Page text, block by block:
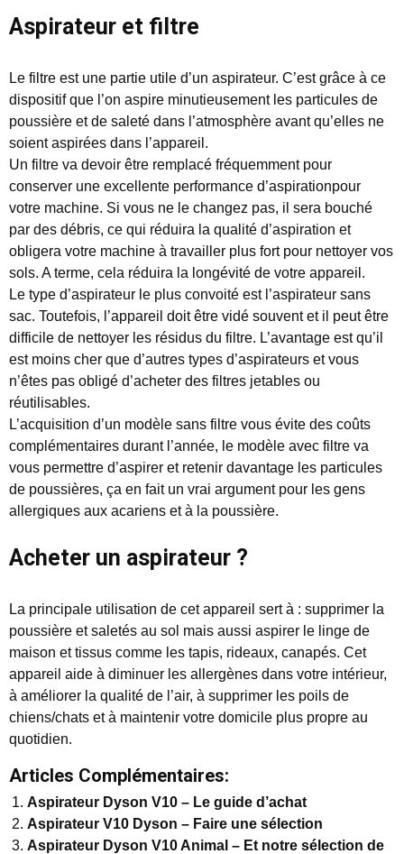
Aspirateur et filtre
Le filtre est une partie utile d’un aspirateur. C’est grâce à ce
dispositif que l’on aspire minutieusement les particules de
poussière et de saleté dans l’atmosphère avant qu’elles ne
soient aspirées dans l’appareil.
Un filtre va devoir être remplacé fréquemment pour
conserver une excellente performance d’aspirationpour
votre machine. Si vous ne le changez pas, il sera bouché
par des débris, ce qui réduira la qualité d’aspiration et
obligera votre machine à travailler plus fort pour nettoyer vos
sols. A terme, cela réduira la longévité de votre appareil.
Le type d’aspirateur le plus convoité est l’aspirateur sans
sac. Toutefois, l’appareil doit être vidé souvent et il peut être
difficile de nettoyer les résidus du filtre. L’avantage est qu’il
est moins cher que d’autres types d’aspirateurs et vous
n’êtes pas obligé d’acheter des filtres jetables ou
réutilisables.
L’acquisition d’un modèle sans filtre vous évite des coûts
complémentaires durant l’année, le modèle avec filtre va
vous permettre d’aspirer et retenir davantage les particules
de poussières, ça en fait un vrai argument pour les gens
allergiques aux acariens et à la poussière.
Acheter un aspirateur ?
La principale utilisation de cet appareil sert à : supprimer la
poussière et saletés au sol mais aussi aspirer le linge de
maison et tissus comme les tapis, rideaux, canapés. Cet
appareil aide à diminuer les allergènes dans votre intérieur,
à améliorer la qualité de l’air, à supprimer les poils de
chiens/chats et à maintenir votre domicile plus propre au
quotidien.
Articles Complémentaires:
Aspirateur Dyson V10 – Le guide d’achat
Aspirateur V10 Dyson – Faire une sélection
Aspirateur Dyson V10 Animal – Et notre sélection de